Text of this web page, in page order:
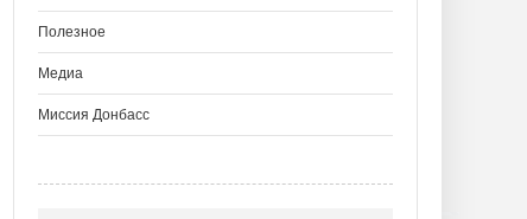
Полезное
Медиа
Миссия Донбасс